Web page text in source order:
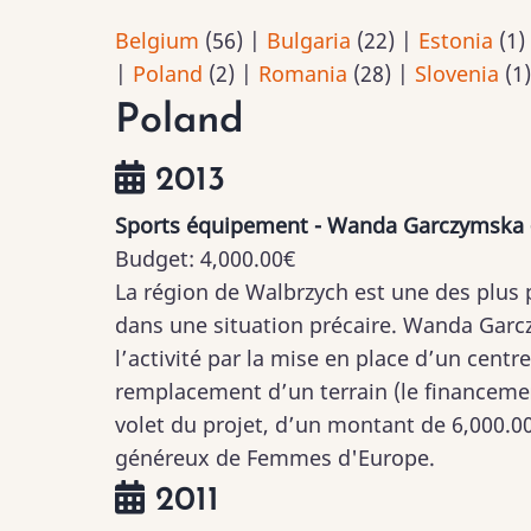
Belgium (56) | Bulgaria (22) | Estonia (1)
| Poland (2) | Romania (28) | Slovenia (1)
Poland
2013
Sports équipement - Wanda Garczymska
Budget: 4,000.00€
La région de Walbrzych est une des
dans une situation précaire. Wanda
l’activité par la mise en place d’un
remplacement d’un terrain (le
volet du projet, d’un montant de
généreux de Femmes d'Europe.
2011